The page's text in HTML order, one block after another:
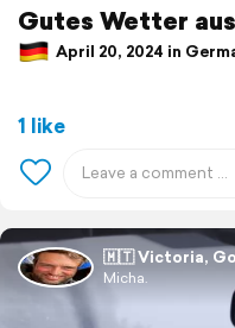
Gutes Wetter
April 20, 2024 in
1 like
🇲🇹 Victoria,
Micha.